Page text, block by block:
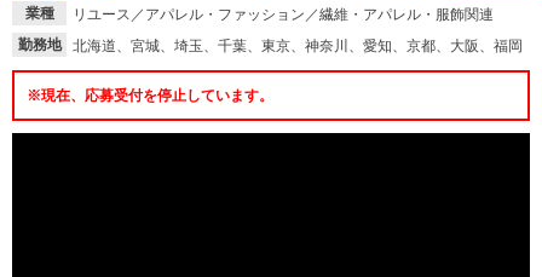
業種
リユース／アパレル・ファッション／繊維・アパレル・服飾関連
勤務地
北海道、宮城、埼玉、千葉、東京、神奈川、愛知、京都、大阪、福岡
※現在、応募受付を停止しています。